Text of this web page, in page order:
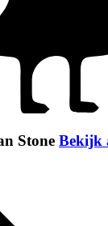
Stone Bekijk